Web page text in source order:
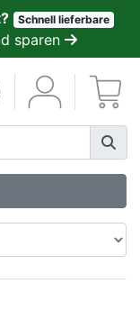
Schnell lieferbare
sparen